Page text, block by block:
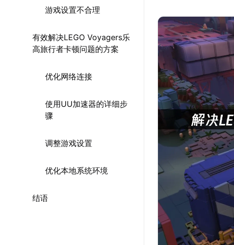
游戏设置不合理
有效解决LEGO Voyagers乐
高旅行者卡顿问题的方案
优化网络连接
使用UU加速器的详细步
骤
调整游戏设置
优化本地系统环境
结语